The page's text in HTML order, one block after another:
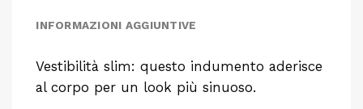
INFORMAZIONI AGGIUNTIVE
Vestibilità slim: questo indumento aderisce
al corpo per un look più sinuoso.